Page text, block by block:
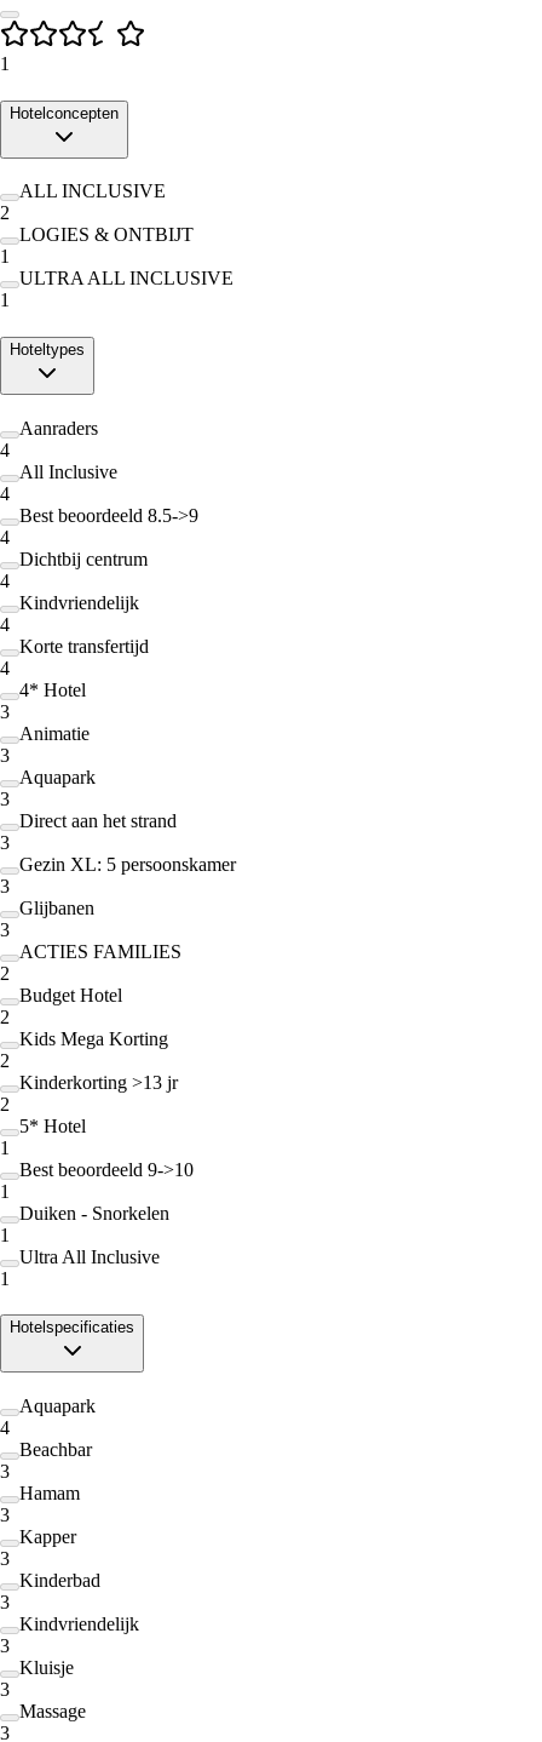
1
Hotelconcepten
ALL INCLUSIVE
2
LOGIES & ONTBIJT
1
ULTRA ALL INCLUSIVE
1
Hoteltypes
Aanraders
4
All Inclusive
4
Best beoordeeld 8.5->9
4
Dichtbij centrum
4
Kindvriendelijk
4
Korte transfertijd
4
4* Hotel
3
Animatie
3
Aquapark
3
Direct aan het strand
3
Gezin XL: 5 persoonskamer
3
Glijbanen
3
ACTIES FAMILIES
2
Budget Hotel
2
Kids Mega Korting
2
Kinderkorting >13 jr
2
5* Hotel
1
Best beoordeeld 9->10
1
Duiken - Snorkelen
1
Ultra All Inclusive
1
Hotelspecificaties
Aquapark
4
Beachbar
3
Hamam
3
Kapper
3
Kinderbad
3
Kindvriendelijk
3
Kluisje
3
Massage
3